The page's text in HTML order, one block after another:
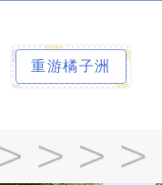
重游橘子洲